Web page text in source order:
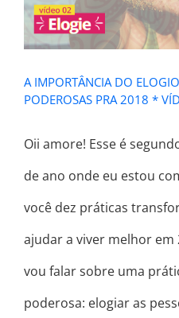
A IMPORTÂNCIA DO
PODEROSAS PRA 2018 *
​Oii amore! Esse é
de ano onde eu estou
você dez práticas
ajudar a viver melhor em
vou falar sobre uma
poderosa: elogiar as